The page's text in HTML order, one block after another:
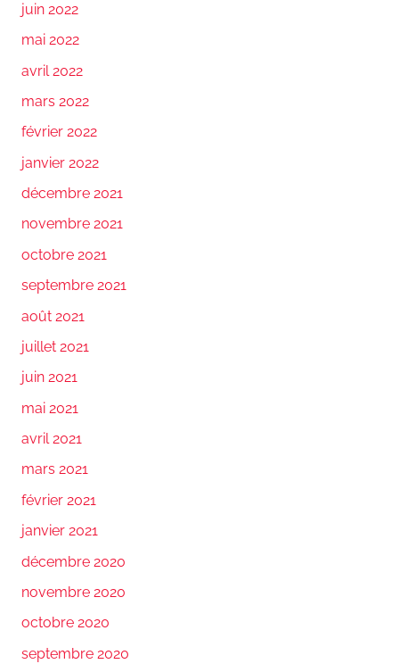
juin 2022
mai 2022
avril 2022
mars 2022
février 2022
janvier 2022
décembre 2021
novembre 2021
octobre 2021
septembre 2021
août 2021
juillet 2021
juin 2021
mai 2021
avril 2021
mars 2021
février 2021
janvier 2021
décembre 2020
novembre 2020
octobre 2020
septembre 2020